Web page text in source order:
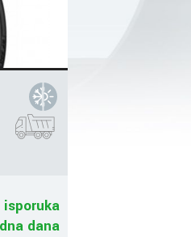
dana